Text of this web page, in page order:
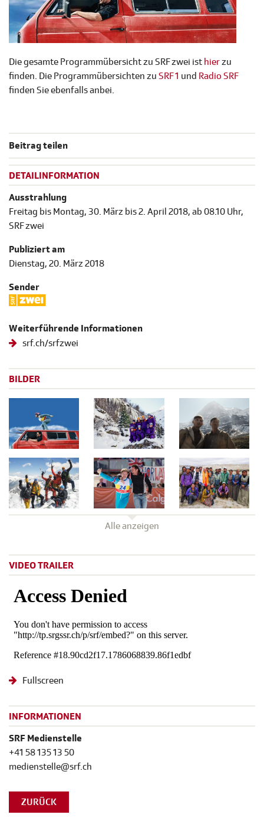
Die gesamte Programmübersicht zu SRF zwei ist hierzu
finden. Die Programmübersichten zu SRF 1 und Radio SRF
finden Sie ebenfalls anbei.
Beitrag teilen
DETAILINFORMATION
Ausstrahlung
Freitag bis Montag, 30. März bis 2. April 2018, ab 08.10 Uhr,
SRF zwei
Publiziert am
Dienstag, 20. März 2018
Sender
Weiterführende Informationen
srf.ch/srfzwei
BILDER
Alle anzeigen
VIDEO TRAILER
Fullscreen
INFORMATIONEN
SRF Medienstelle
+41 58 135 13 50
medienstelle@srf.ch
ZURÜCK